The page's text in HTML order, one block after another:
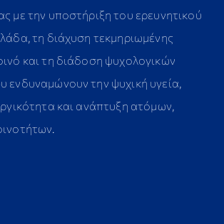
με την υποστήριξη του ερευνητικού
τη διάχυση τεκμηριωμένης
και τη διάδοση ψυχολογικών
ενδυναμώνουν την ψυχική υγεία,
και ανάπτυξη ατόμων,